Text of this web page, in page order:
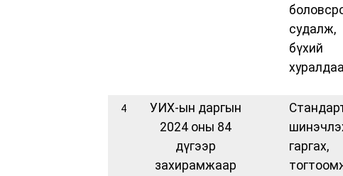
4
УИХ-ын даргын
2024 оны 84
дүгээр
захирамжаар